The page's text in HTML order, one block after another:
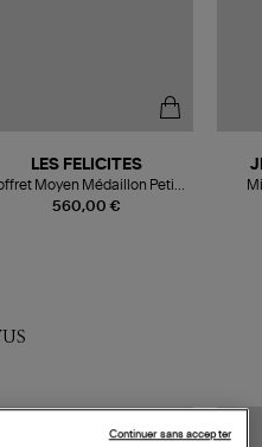
560,00 €
LES FELICITES
Moyen Médaillon Petite
7 Pierres de Protection
Continuer sans accepter